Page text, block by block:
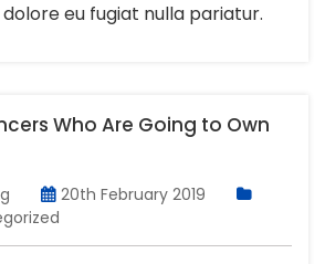
eu fugiat nulla pariatur.
Who Are Going to Own
20th February 2019